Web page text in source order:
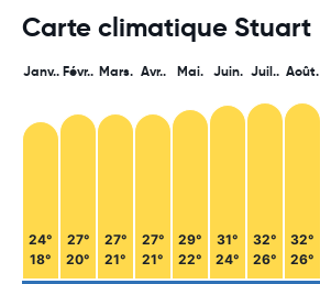
Carte climatique Stuart
Janv..
24°
18°
Févr..
27°
20°
Mars.
27°
21°
Avr..
27°
21°
Mai.
29°
22°
Juin.
31°
24°
Juil..
32°
26°
Août.
32°
26°